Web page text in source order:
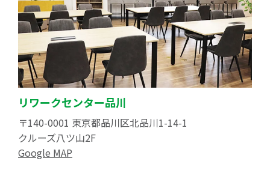
リワークセンター品川
〒140-0001 東京都品川区北品川1-14-1
クルーズ八ツ山2F
Google MAP